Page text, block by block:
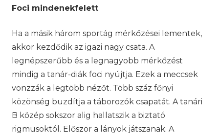
Foci mindenekfelett
Ha a másik három sportág mérkőzései lementek,
akkor kezdődik az igazi nagy csata. A
legnépszerűbb és a legnagyobb mérkőzést
mindig a tanár-diák foci nyújtja. Ezek a meccsek
vonzzák a legtöbb nézőt. Több száz főnyi
közönség buzdítja a táborozók csapatát. A tanári
B közép sokszor alig hallatszik a biztató
rigmusoktól. Először a lányok játszanak. A